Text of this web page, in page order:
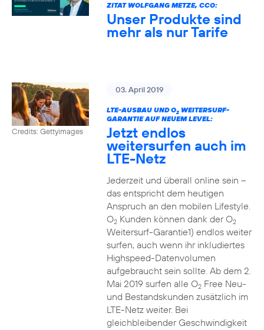
ZITAT WOLFGANG METZE, CCO:
Unser Produkte sind
mehr als nur Tarife
Credits: Gettyimages
03. April 2019
LTE-AUSBAU UND O2WEITERSURF-
GARANTIE AUF NEUEM LEVEL:
Jetzt endlos
weitersurfen auch im
LTE-Netz
Jederzeit und überall online sein –
das entspricht dem heutigen
Anspruch an den mobilen Lifestyle.
O2Kunden können dank der O2
Weitersurf-Garantie1) endlos weiter
surfen, auch wenn ihr inkludiertes
Highspeed-Datenvolumen
aufgebraucht sein sollte. Ab dem 2.
Mai 2019 surfen alle O2Free Neu-
und Bestandskunden zusätzlich im
LTE-Netz weiter. Bei
gleichbleibender Geschwindigkeit